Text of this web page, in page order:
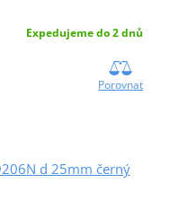
Expedujeme do 2 dnů
Porovnat
d 25mm černý